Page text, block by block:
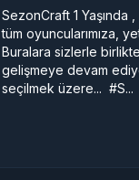
SezonCraft 1 Yaşında
tüm oyuncularımıza,
Buralara sizlerle
gelişmeye devam
seçilmek üzere... #S...